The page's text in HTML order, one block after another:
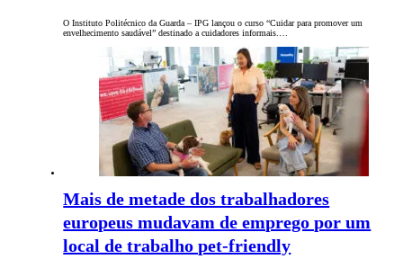
O Instituto Politécnico da Guarda – IPG lançou o curso “Cuidar para promover um
envelhecimento saudável” destinado a cuidadores informais.…
Mais de metade dos trabalhadores
europeus mudavam de emprego por um
local de trabalho pet-friendly